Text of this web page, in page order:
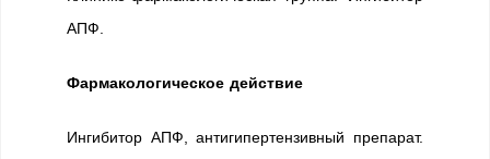
АПФ.
Фармакологическое действие
Ингибитор АПФ, антигипертензивный препарат.